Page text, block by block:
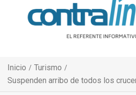
Inicio
Turismo
Suspenden arribo de todos los